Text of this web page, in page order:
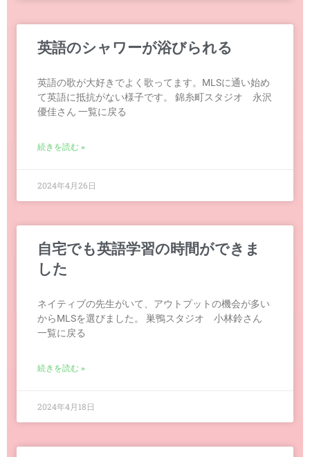
英語のシャワーが浴びられる
英語の歌が大好きでよく歌ってます。MLSに通い始め
て英語に抵抗がない様子です。 錦糸町スタジオ 永沢
優佳さん 一覧に戻る
続きを読む »
2024年4月26日
自宅でも英語学習の時間ができま
した
ネイティブの先生がいて、アウトプットの機会が多い
からMLSを選びました。 巣鴨スタジオ 小林鈴さん
一覧に戻る
続きを読む »
2024年4月18日